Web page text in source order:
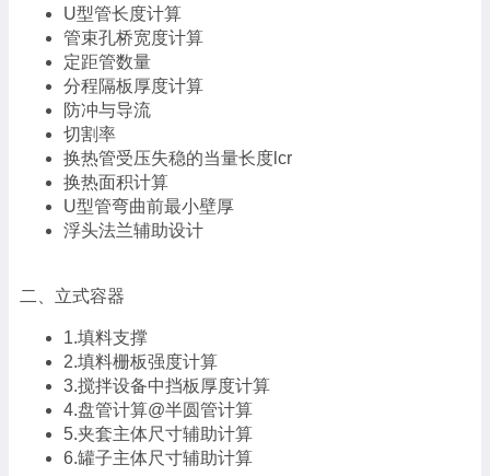
U型管长度计算
管束孔桥宽度计算
定距管数量
分程隔板厚度计算
防冲与导流
切割率
换热管受压失稳的当量长度lcr
换热面积计算
U型管弯曲前最小壁厚
浮头法兰辅助设计
二、立式容器
1.填料支撑
2.填料栅板强度计算
3.搅拌设备中挡板厚度计算
4.盘管计算@半圆管计算
5.夹套主体尺寸辅助计算
6.罐子主体尺寸辅助计算